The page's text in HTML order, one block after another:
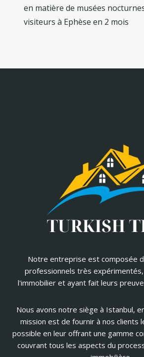
en matière de musées
visiteurs à Ephèse en 2 mois
Notre entreprise est composée
professionnels très
l'immobilier et ayant fait leurs
Nous avons notre siège à Istanbul,
mission est de fournir à nos clients
possible en leur offrant une gamme
couvrant tous les aspects du